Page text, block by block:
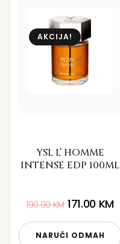
AKCIJA!
YSL L’ HOMME
INTENSE EDP 100ML
190.00KM 171.00 KM
NARUČI ODMAH